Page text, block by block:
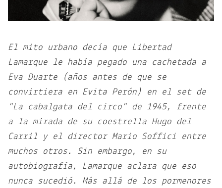
El mito urbano decía que Libertad
Lamarque le había pegado una cachetada a
Eva Duarte (años antes de que se
convirtiera en Evita Perón) en el set de
"La cabalgata del circo" de 1945, frente
a la mirada de su coestrella Hugo del
Carril y el director Mario Soffici entre
muchos otros. Sin embargo, en su
autobiografía, Lamarque aclara que eso
nunca sucedió. Más allá de los pormenores